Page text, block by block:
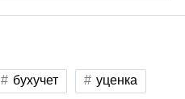
бухучет уценка